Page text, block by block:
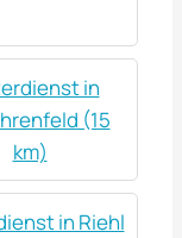
in
(15
km)
in Riehl